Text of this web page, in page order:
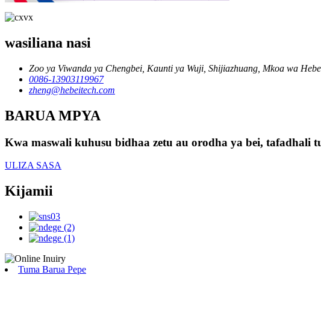
wasiliana nasi
Zoo ya Viwanda ya Chengbei, Kaunti ya Wuji, Shijiazhuang, Mkoa wa
0086-13903119967
zheng@hebeitech.com
BARUA MPYA
Kwa maswali kuhusu bidhaa zetu au orodha ya bei, tafadhali
ULIZA SASA
Kijamii
Tuma Barua Pepe